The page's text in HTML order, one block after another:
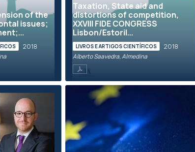
of the
issues;
2018
Taxation, State aid and
distortions of competition,
XXVIII FIDE CONGRESS
Lisbon/Estoril...
LIVROS E ARTIGOS CIENTÍFICOS 2018
Alberto Saavedra, Almedina